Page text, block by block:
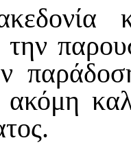
ακόμη